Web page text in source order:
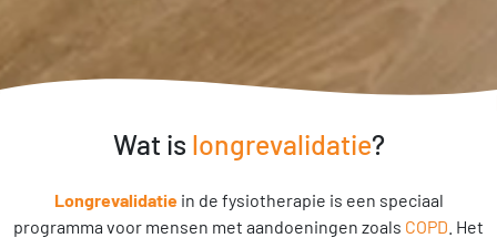
Wat is longrevalidatie?
Longrevalidatiein de fysiotherapie is een speciaal
programma voor mensen met aandoeningen zoals COPD . Het